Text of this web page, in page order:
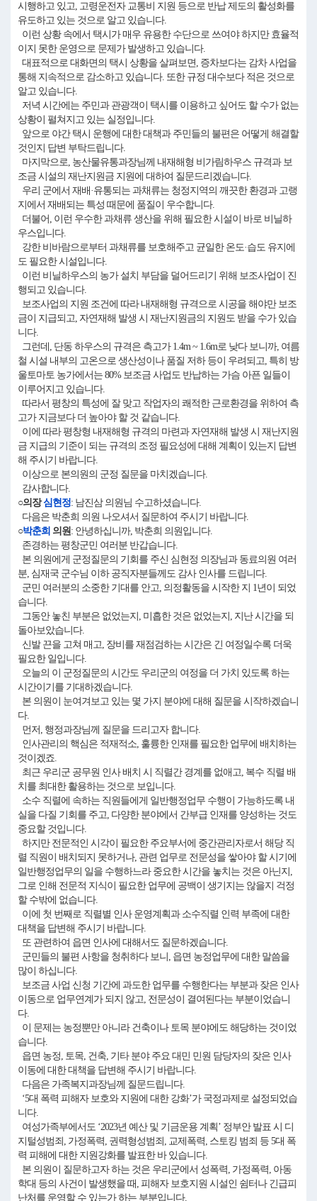
시행하고 있고, 고령운전자 교통비 지원 등으로 반납 제도의 활성화를
유도하고 있는 것으로 알고 있습니다.
이런 상황 속에서 택시가 매우 유용한 수단으로 쓰여야 하지만 효율적
이지 못한 운영으로 문제가 발생하고 있습니다.
대표적으로 대화면의 택시 상황을 살펴보면, 증차보다는 감차 사업을
통해 지속적으로 감소하고 있습니다. 또한 규정 대수보다 적은 것으로
알고 있습니다.
저녁 시간에는 주민과 관광객이 택시를 이용하고 싶어도 할 수가 없는
상황이 펼쳐지고 있는 실정입니다.
앞으로 야간 택시 운행에 대한 대책과 주민들의 불편은 어떻게 해결할
것인지 답변 부탁드립니다.
마지막으로, 농산물유통과장님께 내재해형 비가림하우스 규격과 보
조금 시설의 재난지원금 지원에 대하여 질문드리겠습니다.
우리 군에서 재배·유통되는 과채류는 청정지역의 깨끗한 환경과 고랭
지에서 재배되는 특성 때문에 품질이 우수합니다.
더불어, 이런 우수한 과채류 생산을 위해 필요한 시설이 바로 비닐하
우스입니다.
강한 비바람으로부터 과채류를 보호해주고 균일한 온도·습도 유지에
도 필요한 시설입니다.
이런 비닐하우스의 농가 설치 부담을 덜어드리기 위해 보조사업이 진
행되고 있습니다.
보조사업의 지원 조건에 따라 내재해형 규격으로 시공을 해야만 보조
금이 지급되고, 자연재해 발생 시 재난지원금의 지원도 받을 수가 있습
니다.
그런데, 단동 하우스의 규격은 측고가 1.4m ~ 1.6m로 낮다 보니까, 여름
철 시설 내부의 고온으로 생산성이나 품질 저하 등이 우려되고, 특히 방
울토마토 농가에서는 80% 보조금 사업도 반납하는 가슴 아픈 일들이
이루어지고 있습니다.
따라서 평창의 특성에 잘 맞고 작업자의 쾌적한 근로환경을 위하여 측
고가 지금보다 더 높아야 할 것 같습니다.
이에 따라 평창형 내재해형 규격의 마련과 자연재해 발생 시 재난지원
금 지급의 기준이 되는 규격의 조정 필요성에 대해 계획이 있는지 답변
해 주시기 바랍니다.
이상으로 본의원의 군정 질문을 마치겠습니다.
감사합니다.
○의장심현정: 남진삼 의원님 수고하셨습니다.
다음은 박춘희 의원 나오셔서 질문하여 주시기 바랍니다.
○박춘희 의원: 안녕하십니까, 박춘희 의원입니다.
존경하는 평창군민 여러분 반갑습니다.
본 의원에게 군정질문의 기회를 주신 심현정 의장님과 동료의원 여러
분, 심재국 군수님 이하 공직자분들께도 감사 인사를 드립니다.
군민 여러분의 소중한 기대를 안고, 의정활동을 시작한 지 1년이 되었
습니다.
그동안 놓친 부분은 없었는지, 미흡한 것은 없었는지, 지난 시간을 되
돌아보았습니다.
신발 끈을 고쳐 매고, 장비를 재점검하는 시간은 긴 여정일수록 더욱
필요한 일입니다.
오늘의 이 군정질문의 시간도 우리군의 여정을 더 가치 있도록 하는
시간이기를 기대하겠습니다.
본 의원이 눈여겨보고 있는 몇 가지 분야에 대해 질문을 시작하겠습니
다.
먼저, 행정과장님께 질문을 드리고자 합니다.
인사관리의 핵심은 적재적소, 훌륭한 인재를 필요한 업무에 배치하는
것이겠죠.
최근 우리군 공무원 인사 배치 시 직렬간 경계를 없애고, 복수 직렬 배
치를 최대한 활용하는 것으로 보입니다.
소수 직렬에 속하는 직원들에게 일반행정업무 수행이 가능하도록 내
실을 다질 기회를 주고, 다양한 분야에서 간부급 인재를 양성하는 것도
중요할 것입니다.
하지만 전문적인 시각이 필요한 주요부서에 중간관리자로서 해당 직
렬 직원이 배치되지 못하거나, 관련 업무로 전문성을 쌓아야 할 시기에
일반행정업무의 일을 수행하느라 중요한 시간을 놓치는 것은 아닌지,
그로 인해 전문적 지식이 필요한 업무에 공백이 생기지는 않을지 걱정
할 수밖에 없습니다.
이에 첫 번째로 직렬별 인사 운영계획과 소수직렬 인력 부족에 대한
대책을 답변해 주시기 바랍니다.
또 관련하여 읍면 인사에 대해서도 질문하겠습니다.
군민들의 불편 사항을 청취하다 보니, 읍면 농정업무에 대한 말씀을
많이 하십니다.
보조금 사업 신청 기간에 과도한 업무를 수행한다는 부분과 잦은 인사
이동으로 업무연계가 되지 않고, 전문성이 결여된다는 부분이었습니
다.
이 문제는 농정뿐만 아니라 건축이나 토목 분야에도 해당하는 것이었
습니다.
읍면 농정, 토목, 건축, 기타 분야 주요 대민 민원 담당자의 잦은 인사
이동에 대한 대책을 답변해 주시기 바랍니다.
다음은 가족복지과장님께 질문드립니다.
‘5대 폭력 피해자 보호와 지원에 대한 강화’가 국정과제로 설정되었습
니다.
여성가족부에서도 ‘2023년 예산 및 기금운용 계획’ 정부안 발표 시 디
지털성범죄, 가정폭력, 권력형성범죄, 교제폭력, 스토킹 범죄 등 5대 폭
력 피해에 대한 지원강화를 발표한 바 있습니다.
본 의원이 질문하고자 하는 것은 우리군에서 성폭력, 가정폭력, 아동
학대 등의 사건이 발생했을 때, 피해자 보호지원 시설인 쉼터나 긴급피
난처를 운영할 수 있는가 하는 부분입니다.